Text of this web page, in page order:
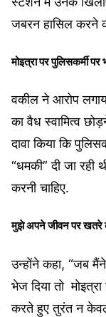
जबरन हासिल करने
मोइत्रा पर पुलिसकर्मी
वकील ने आरोप
का वैध स्वामित्व
दावा किया कि
“धमकी” दी जा रही
करनी चाहिए.
मुझे अपने जीवन पर खतरे
उन्‍होंने कहा, “जब
भेज दिया तो
करते हुए तुरंत न